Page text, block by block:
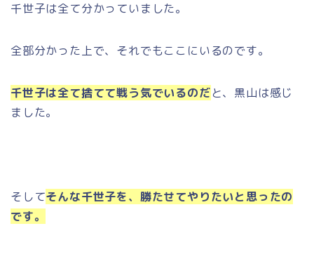
千世子は全て分かっていました。
全部分かった上で、それでもここにいるのです。
千世子は全て捨てて戦う気でいるのだと、黒山は感じ
ました。
そしてそんな千世子を、勝たせてやりたいと思ったの
です。